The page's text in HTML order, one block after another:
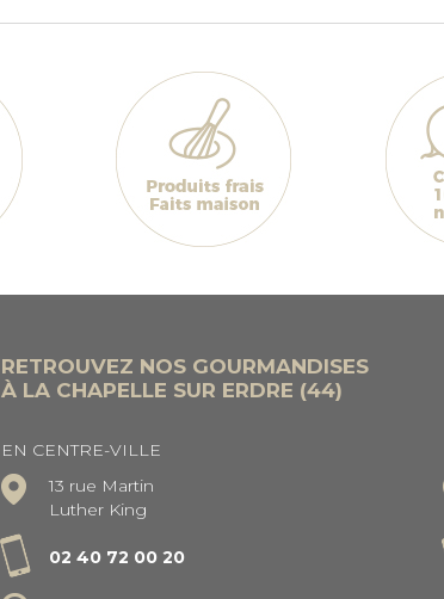
RETROUVEZ NOS GOURMANDISES
À LA CHAPELLE SUR ERDRE (44)
EN CENTRE-VILLE
13 rue Martin
Luther King
02 40 72 00 20